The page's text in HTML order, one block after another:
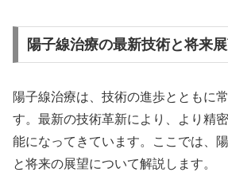
陽子線治療の最新技術と将来
陽子線治療は、技術の進歩とともに
す。最新の技術革新により、より精
能になってきています。ここでは、
と将来の展望について解説します。